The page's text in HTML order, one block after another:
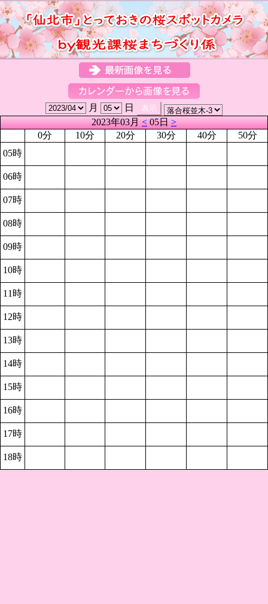
月
日
2023年03月<05日>
0分
10分 20分 30分 40分
50分
05時
06時
07時
08時
09時
10時
11時
12時
13時
14時
15時
16時
17時
18時